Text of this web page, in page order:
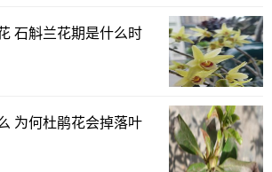
--
长在温暖的环境中，在养殖时需要为其
以将君子兰移至室内，帮助其顺利越
石斛兰花期是什么时
为何杜鹃花会掉落叶